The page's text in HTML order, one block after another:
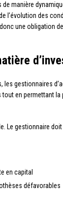
manière
l’évolution des
une obligation de
les gestionnaires
en permettant la
Le gestionnaire
en capital
défavorables